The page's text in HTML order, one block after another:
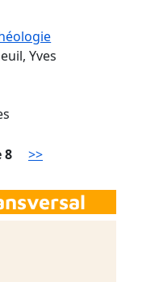
Yves
8 Page suivante
>>